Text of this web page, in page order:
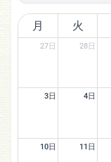
月 火
27日 28日
3日 4日
10日 11日